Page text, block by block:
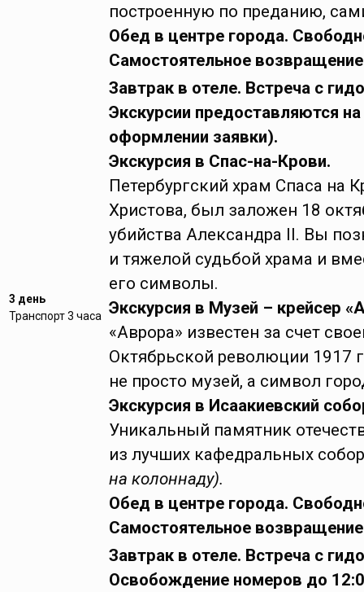
построенную по преданию,
Обед в центре города.
Самостоятельное
3 день
Транспорт 3 часа
Завтрак в отеле. Встреча с
Экскурсии предоставляются
оформлении заявки).
Экскурсия в Спас-на-Крови.
Петербургский храм Спаса на
Христова, был заложен 18
убийства Александра ІІ. Вы
и тяжелой судьбой храма и
его символы.
Экскурсия в Музей – крейсер
«Аврора» известен за счет
Октябрьской революции 1917
не просто музей, а символ
Экскурсия в Исаакиевский
Уникальный памятник
из лучших кафедральных
на колоннаду).
Обед в центре города.
Самостоятельное
Завтрак в отеле. Встреча с
Освобождение номеров до